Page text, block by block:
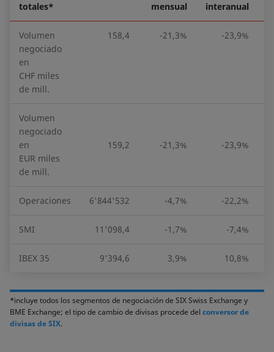
totales*
mensual
interanual
Volumen
negociado
en
CHF miles
de mill.
158,4 -21,3% -23,9%
Volumen
negociado
en
EUR miles
de mill.
159,2 -21,3% -23,9%
Operaciones 6'844'532 -4,7% -22,2%
SMI 11'098,4 -1,7% -7,4%
IBEX 35 9'394,6 3,9% 10,8%
*incluye todos los segmentos de negociación de SIX Swiss Exchange y
BME Exchange; el tipo de cambio de divisas procede del conversor de
divisas de SIX.